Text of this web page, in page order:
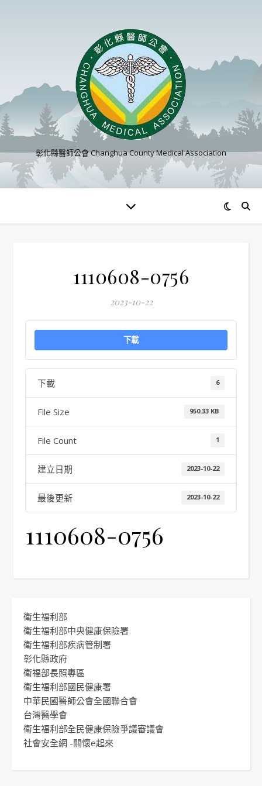
彰化縣醫師公會 Changhua County Medical Association
1110608-0756
2023-10-22
下載
下載 6
File Size 950.33 KB
File Count 1
建立日期 2023-10-22
最後更新 2023-10-22
1110608-0756
衛生福利部
衛生福利部中央健康保險署
衛生福利部疾病管制署
彰化縣政府
衛福部長照專區
衛生福利部國民健康署
中華民國醫師公會全國聯合會
台灣醫學會
衛生福利部全民健康保險爭議審議會
社會安全網 -關懷e起來